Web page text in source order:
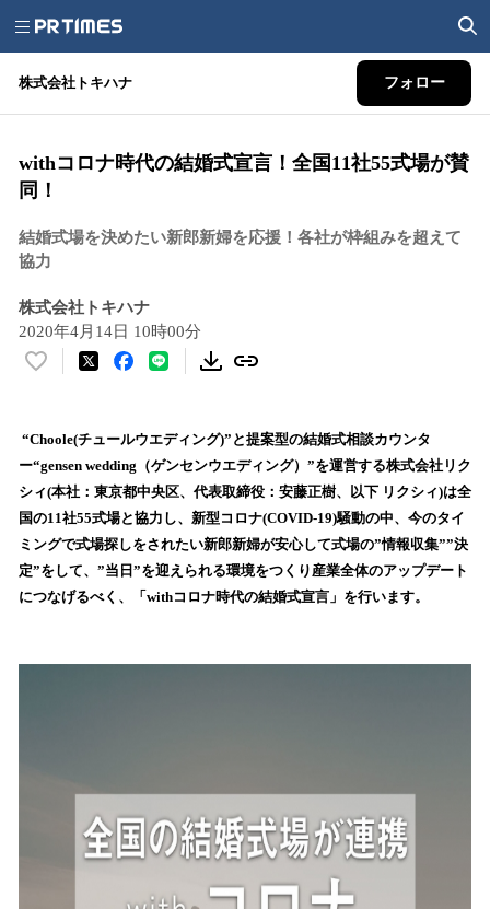
株式会社トキハナ フォロー
withコロナ時代の結婚式宣言！全国11社55式場が賛
同！
結婚式場を決めたい新郎新婦を応援！各社が枠組みを超えて
協力
株式会社トキハナ
2020年4月14日 10時00分
い
！
数
を
読
込
み
中
“Choole(チュールウエディング)”と提案型の結婚式相談カウンタ
ー“gensen wedding（ゲンセンウエディング）”を運営する株式会社リク
シィ(本社：東京都中央区、代表取締役：安藤正樹、以下 リクシィ)は全
国の11社55式場と協力し、新型コロナ(COVID-19)騒動の中、今のタイ
ミングで式場探しをされたい新郎新婦が安心して式場の”情報収集””決
定”をして、”当日”を迎えられる環境をつくり産業全体のアップデート
につなげるべく、「withコロナ時代の結婚式宣言」を行います。